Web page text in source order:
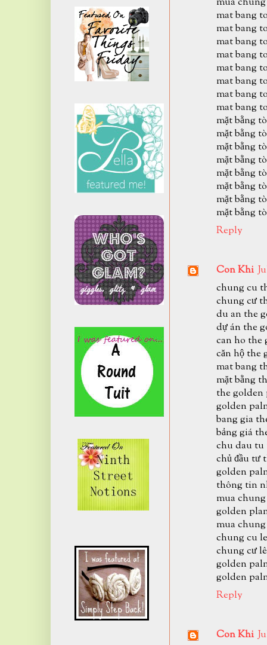
mat bang
mat bang
mat bang
mat bang
mat bang
mat bang
mat bang
mat bang
mặt bằng
mặt bằng
mặt bằng
mặt bằng
mặt bằng
mặt bằng
mặt bằng
mặt bằng
Reply
Con Khi
chung cu
chung cư
du an the
dự án the
can ho the
căn hộ the
mat bang
mặt bằng
the golden
golden
bang gia
bảng giá
chu dau tu
chủ đầu tư
golden
thông tin
mua
golden
mua
chung cu
chung cư
golden
golden
Reply
Con Khi